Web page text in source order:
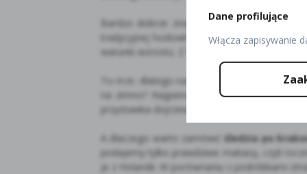
Bardzo dobrze znamy producentów, od
tradycyjnej hodowli w Zawoi pod Babią
warunki wzrostu. Z firmą Pstrąg Zawojski
To m.in. dlatego nasz pstrąg marynowany
na zimno? Najpierw smażymy rybę, a
przystawka dojrzewa ok. 3 dni, zanim trafi na
A dlaczego warto zamówić śledzia po
podajemy tylko prawdziwe matiasy, czyli
je z Holandii. W porównaniu z podróbkami
Dane profilujące
Włącza zapisywanie